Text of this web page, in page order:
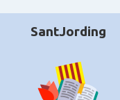
SantJording